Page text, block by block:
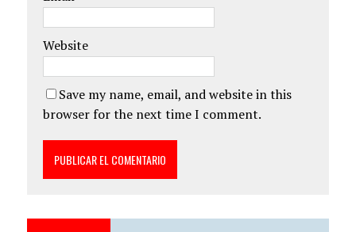
Website
Save my name, email, and website in this
browser for the next time I comment.